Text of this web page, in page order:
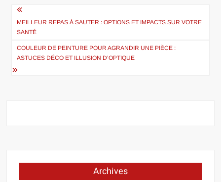
Navigation
de
l’article
MEILLEUR REPAS À SAUTER : OPTIONS ET IMPACTS SUR VOTRE
SANTÉ
COULEUR DE PEINTURE POUR AGRANDIR UNE PIÈCE :
ASTUCES DÉCO ET ILLUSION D’OPTIQUE
Archives